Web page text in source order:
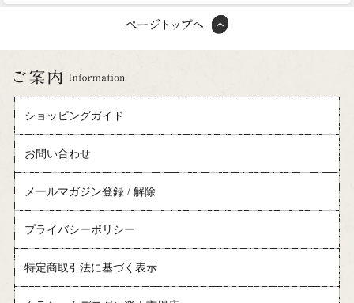
ショッピングガイド
お問い合わせ
メールマガジン登録 / 解除
プライバシーポリシー
特定商取引法に基づく表示